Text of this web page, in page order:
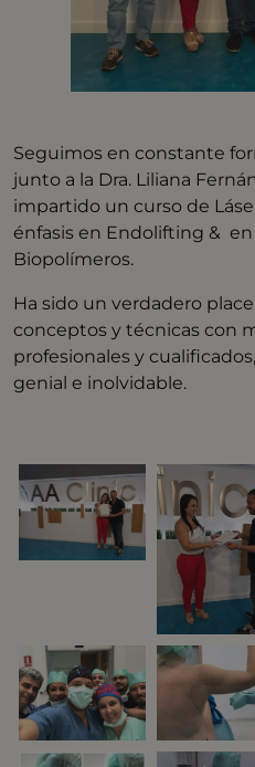
Seguimos en constante
junto a la Dra. Liliana
impartido un curso de
énfasis en Endolifting &
Biopolímeros.
Ha sido un verdadero
conceptos y técnicas con
profesionales y
genial e inolvidable.